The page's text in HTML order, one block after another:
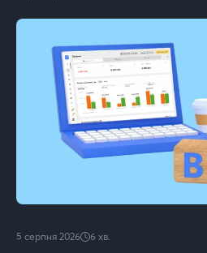
5 серпня 2026 6 хв.